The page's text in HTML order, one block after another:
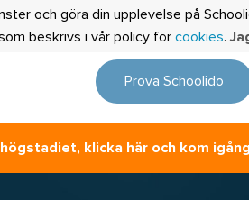
och göra din upplevelse på
beskrivs i vår policy för cookies.
Prova Schoolido
klicka här och kom